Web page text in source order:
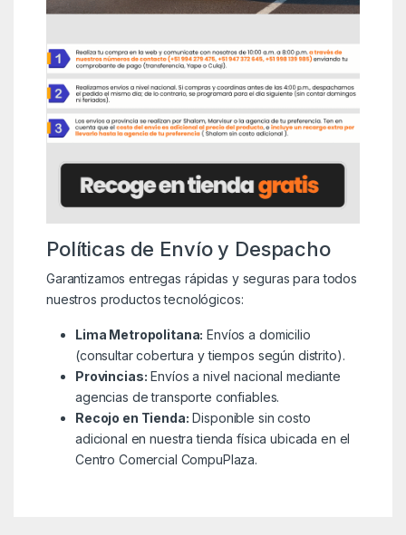
Políticas de Envío y Despacho
Garantizamos entregas rápidas y seguras para todos
nuestros productos tecnológicos:
Lima Metropolitana: Envíos a domicilio
(consultar cobertura y tiempos según distrito).
Provincias: Envíos a nivel nacional mediante
agencias de transporte confiables.
Recojo en Tienda: Disponible sin costo
adicional en nuestra tienda física ubicada en el
Centro Comercial CompuPlaza.